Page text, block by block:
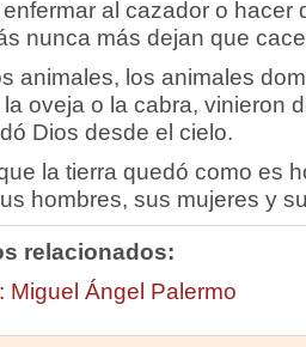
al cazador o hacer
nunca más dejan que
animales, los animales
la oveja o la cabra, vinieron
Dios desde el cielo.
la tierra quedó como es
hombres, sus mujeres y
relacionados:
Miguel Ángel Palermo